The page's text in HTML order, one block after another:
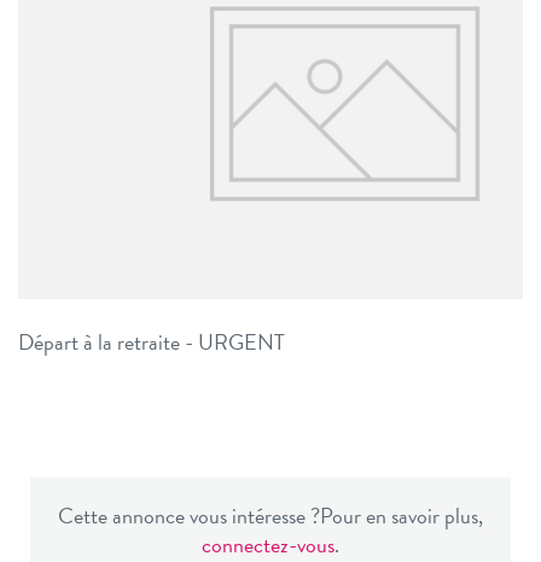
Départ à la retraite - URGENT
Cette annonce vous intéresse ?Pour en savoir plus,
connectez-vous.